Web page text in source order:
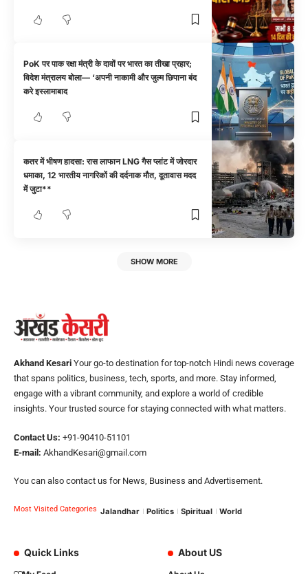
PoK पर पाक रक्षा मंत्री के दावों पर भारत का तीखा प्रहार;
विदेश मंत्रालय बोला— ‘अपनी नाकामी और जुल्म छिपाना बंद
करे इस्लामाबाद
कतर में भीषण हादसा: रास लाफान LNG गैस प्लांट में जोरदार
धमाका, 12 भारतीय नागरिकों की दर्दनाक मौत, दूतावास मदद
में जुटा**
SHOW MORE
Akhand Kesari Your go-to destination for top-notch Hindi news coverage
that spans politics, business, tech, sports, and more. Stay informed,
engage with a vibrant community, and explore a world of credible
insights. Your trusted source for staying connected with what matters.
Contact Us: +91-90410-51101
E-mail: AkhandKesari@gmail.com
You can also contact us for News, Business and Advertisement.
Most Visited Categories Jalandhar Politics Spiritual World
Quick Links About US